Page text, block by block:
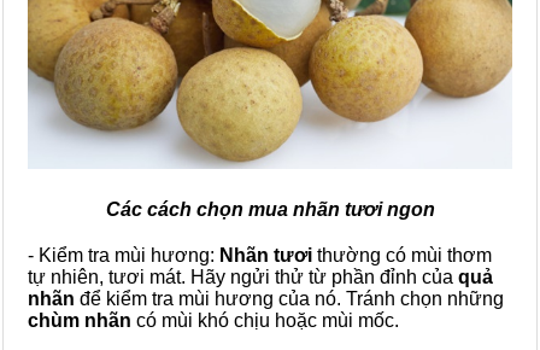
Các cách chọn mua nhãn tươi ngon
- Kiểm tra mùi hương: Nhãn tươi thường có mùi thơm
tự nhiên, tươi mát. Hãy ngửi thử từ phần đỉnh của quả
nhãn để kiểm tra mùi hương của nó. Tránh chọn những
chùm nhãn có mùi khó chịu hoặc mùi mốc.